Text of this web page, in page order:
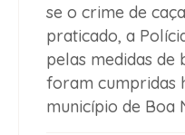
se o crime de
praticado, a
pelas medidas de
foram cumpridas
município de Boa